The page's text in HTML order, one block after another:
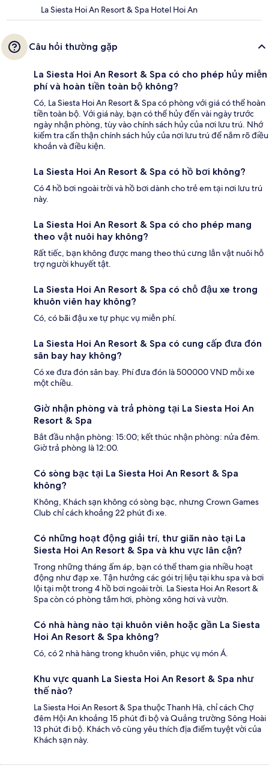
La Siesta Hoi An Resort & Spa Hotel Hoi An
Câu hỏi thường gặp
La Siesta Hoi An Resort & Spa có cho phép hủy miễn
phí và hoàn tiền toàn bộ không?
Có, La Siesta Hoi An Resort & Spa có phòng với giá có thể hoàn
tiền toàn bộ. Với giá này, bạn có thể hủy đến vài ngày trước
ngày nhận phòng, tùy vào chính sách hủy của nơi lưu trú. Nhớ
kiểm tra cẩn thận chính sách hủy của nơi lưu trú để nắm rõ điều
khoản và điều kiện.
La Siesta Hoi An Resort & Spa có hồ bơi không?
Có 4 hồ bơi ngoài trời và hồ bơi dành cho trẻ em tại nơi lưu trú
này.
La Siesta Hoi An Resort & Spa có cho phép mang
theo vật nuôi hay không?
Rất tiếc, bạn không được mang theo thú cưng lẫn vật nuôi hỗ
trợ người khuyết tật.
La Siesta Hoi An Resort & Spa có chỗ đậu xe trong
khuôn viên hay không?
Có, có bãi đậu xe tự phục vụ miễn phí.
La Siesta Hoi An Resort & Spa có cung cấp đưa đón
sân bay hay không?
Có xe đưa đón sân bay. Phí đưa đón là 500000 VND mỗi xe
một chiều.
Giờ nhận phòng và trả phòng tại La Siesta Hoi An
Resort & Spa
Bắt đầu nhận phòng: 15:00; kết thúc nhận phòng: nửa đêm.
Giờ trả phòng là 12:00.
Có sòng bạc tại La Siesta Hoi An Resort & Spa
không?
Không, Khách sạn không có sòng bạc, nhưng Crown Games
Club chỉ cách khoảng 22 phút đi xe.
Có những hoạt động giải trí, thư giãn nào tại La
Siesta Hoi An Resort & Spa và khu vực lân cận?
Trong những tháng ấm áp, bạn có thể tham gia nhiều hoạt
động như đạp xe. Tận hưởng các gói trị liệu tại khu spa và bơi
lội tại một trong 4 hồ bơi ngoài trời. La Siesta Hoi An Resort &
Spa còn có phòng tắm hơi, phòng xông hơi và vườn.
Có nhà hàng nào tại khuôn viên hoặc gần La Siesta
Hoi An Resort & Spa không?
Có, có 2 nhà hàng trong khuôn viên, phục vụ món Á.
Khu vực quanh La Siesta Hoi An Resort & Spa như
thế nào?
La Siesta Hoi An Resort & Spa thuộc Thanh Hà, chỉ cách Chợ
đêm Hội An khoảng 15 phút đi bộ và Quảng trường Sông Hoài
13 phút đi bộ. Khách vô cùng yêu thích địa điểm tuyệt vời của
Khách sạn này.